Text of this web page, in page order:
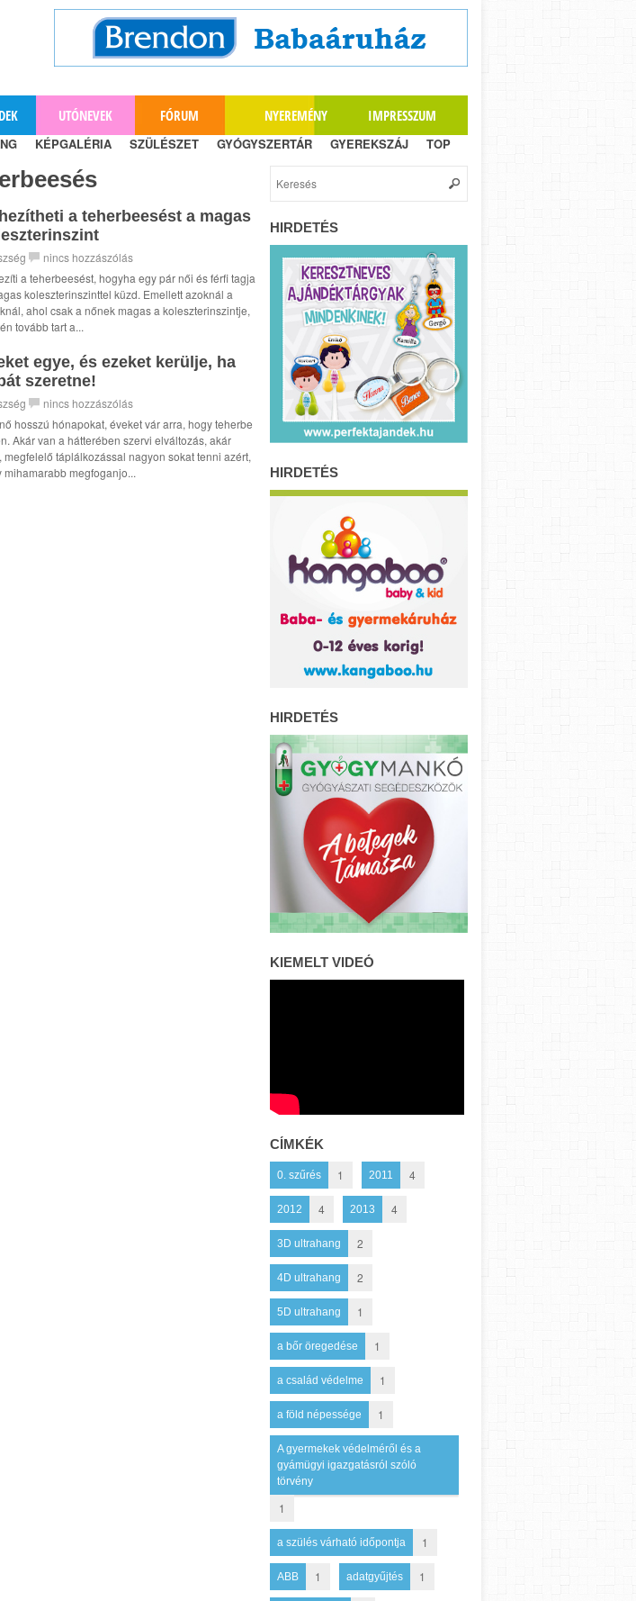
UTÓNEVEK FÓRUM NYEREMÉNY IMPRESSZUM
KÉPGALÉRIA SZÜLÉSZET GYÓGYSZERTÁR GYEREKSZÁJ TOP
a teherbeesést a magas
nincs hozzászólás
a teherbeesést, hogyha egy pár női és férfi tagja
koleszterinszinttel küzd. Emellett azoknál a
ahol csak a nőnek magas a koleszterinszintje,
tovább tart a...
egye, és ezeket kerülje, ha
szeretne!
nincs hozzászólás
hosszú hónapokat, éveket vár arra, hogy teherbe
Akár van a hátterében szervi elváltozás, akár
megfelelő táplálkozással nagyon sokat tenni azért,
mihamarabb megfoganjo...
HIRDETÉS
HIRDETÉS
HIRDETÉS
KIEMELT VIDEÓ
CÍMKÉK
0. szűrés 1 2011 4
2012 4 2013 4
3D ultrahang 2
4D ultrahang 2
5D ultrahang 1
a bőr öregedése 1
a család védelme 1
a föld népessége 1
A gyermekek védelméről és a
gyámügyi igazgatásról szóló
törvény
1
a szülés várható időpontja 1
ABB 1 adatgyűjtés 1